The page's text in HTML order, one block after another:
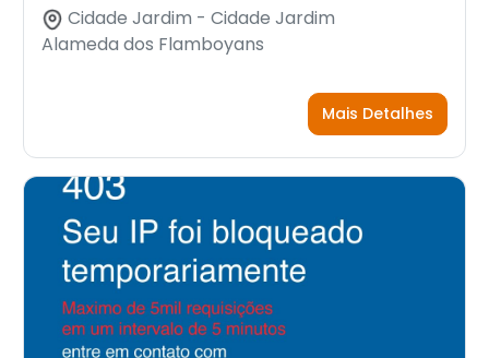
Cidade Jardim - Cidade Jardim
Alameda dos Flamboyans
Mais Detalhes